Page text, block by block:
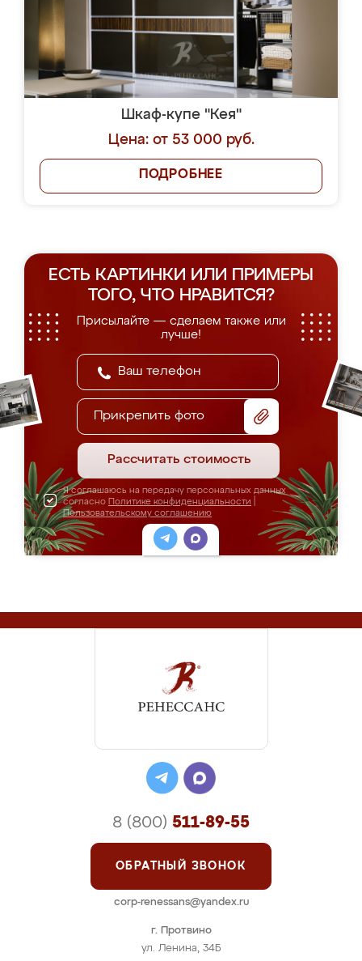
Шкаф-купе "Кея"
Цена: от 53 000 руб.
ПОДРОБНЕЕ
ЕСТЬ КАРТИНКИ ИЛИ ПРИМЕРЫ
ТОГО, ЧТО НРАВИТСЯ?
Присылайте — сделаем также или
лучше!
Прикрепить фото
Рассчитать стоимость
Я соглашаюсь на передачу персональных данных
согласно Политике конфиденциальности
Пользовательскому соглашению
г. Протвино
ул. Ленина, 34Б
8 (800) 511-89-55
ОБРАТНЫЙ ЗВОНОК
corp-renessans@yandex.ru